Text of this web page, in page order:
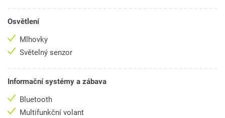
Osvětlení
Mlhovky
Světelný senzor
Informační systémy a zábava
Bluetooth
Multifunkční volant